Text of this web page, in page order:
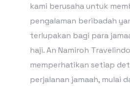
kami berusaha untuk
pengalaman beribadah
terlupakan bagi para
haji. An Namiroh
memperhatikan setiap
perjalanan jamaah, mulai